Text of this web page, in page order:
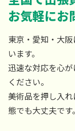
お気軽にお
東京・愛知・大
います。
迅速な対応を心
ください。
美術品を押し入
態でも大丈夫です。